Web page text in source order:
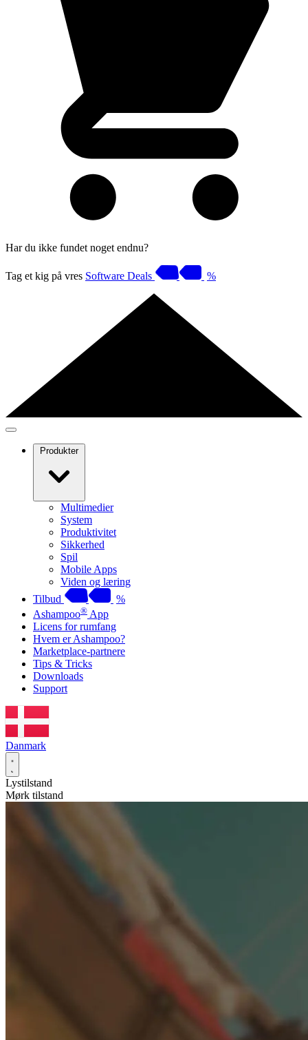
Har du ikke fundet noget endnu?
Tag et kig på vres Software Deals %
Produkter
Multimedier
System
Produktivitet
Sikkerhed
Spil
Mobile Apps
Viden og læring
Tilbud
%
Ashampoo® App
Licens for rumfang
Hvem er Ashampoo?
Marketplace-partnere
Tips & Tricks
Downloads
Support
Danmark
Lystilstand
Mørk tilstand